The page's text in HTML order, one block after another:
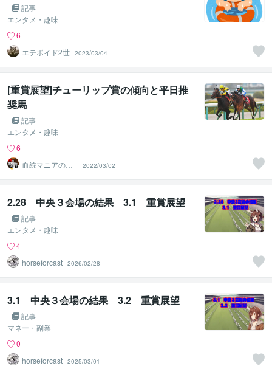
記事
エンタメ・趣味
6
エテポイド2世 2023/03/04
[重賞展望]チューリップ賞の傾向と平日推
奨馬
記事
エンタメ・趣味
6
血統マニアの独
り言
2022/03/02
2.28 中央３会場の結果 3.1 重賞展望
記事
エンタメ・趣味
4
horseforcast 2026/02/28
3.1 中央３会場の結果 3.2 重賞展望
記事
マネー・副業
0
horseforcast 2025/03/01